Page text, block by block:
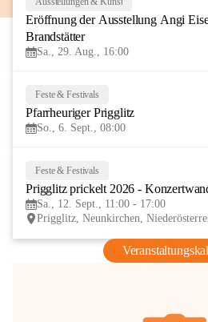
Eröffnung der Ausstellung Angi
Brandstätter
Sa., 29. Aug., 16:00
Feste & Festivals
Pfarrheuriger Prigglitz
So., 6. Sept., 08:00
Feste & Festivals
Prigglitz prickelt 2026 -
Sa., 12. Sept., 11:00 - 17:00
Prigglitz, Neunkirchen,